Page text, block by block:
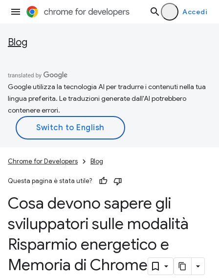
Accedi
Blog
Google utilizza la tecnologia AI per tradurre i contenuti nella tua
lingua preferita. Le traduzioni generate dall'AI potrebbero
contenere errori.
Chrome for Developers Blog
Questa pagina è stata utile?
Cosa devono sapere gli
sviluppatori sulle modalità
Risparmio energetico e
Memoria di Chrome